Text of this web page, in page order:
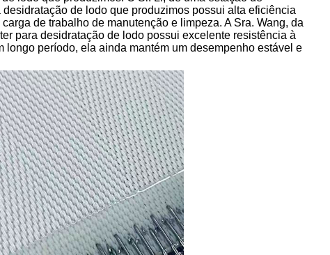
de lodo que produzimos possui alta eficiência
de trabalho de manutenção e limpeza. A Sra. Wang, da
para desidratação de lodo possui excelente resistência à
período, ela ainda mantém um desempenho estável e